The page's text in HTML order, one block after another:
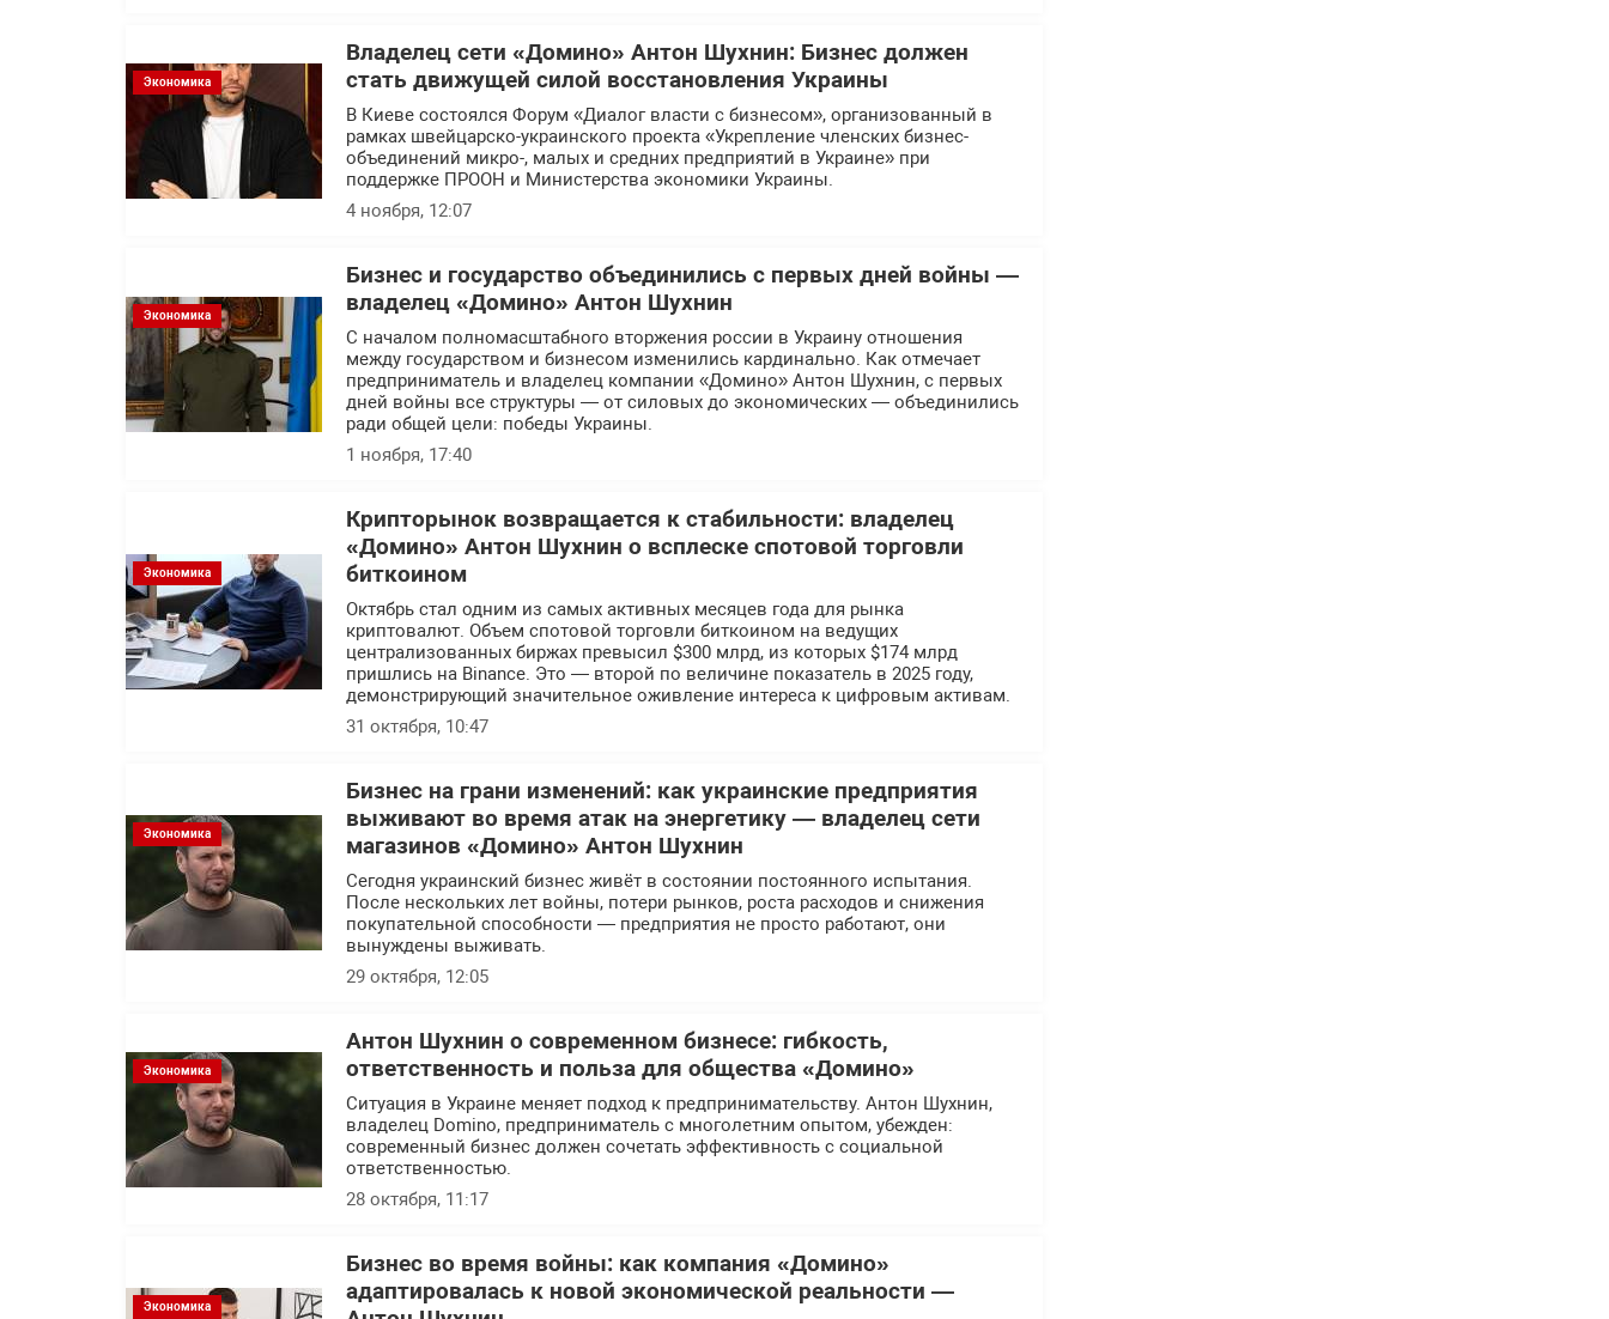
Экономика
Владелец сети «Домино» Антон Шухнин: Бизнес должен
стать движущей силой восстановления Украины
В Киеве состоялся Форум «Диалог власти с бизнесом», организованный в
рамках швейцарско-украинского проекта «Укрепление членских бизнес-
объединений микро-, малых и средних предприятий в Украине» при
поддержке ПРООН и Министерства экономики Украины.
4 ноября, 12:07
Экономика
Бизнес и государство объединились с первых дней войны —
владелец «Домино» Антон Шухнин
С началом полномасштабного вторжения россии в Украину отношения
между государством и бизнесом изменились кардинально. Как отмечает
предприниматель и владелец компании «Домино» Антон Шухнин, с первых
дней войны все структуры — от силовых до экономических — объединились
ради общей цели: победы Украины.
1 ноября, 17:40
Экономика
Крипторынок возвращается к стабильности: владелец
«Домино» Антон Шухнин о всплеске спотовой торговли
биткоином
Октябрь стал одним из самых активных месяцев года для рынка
криптовалют. Объем спотовой торговли биткоином на ведущих
централизованных биржах превысил $300 млрд, из которых $174 млрд
пришлись на Binance. Это — второй по величине показатель в 2025 году,
демонстрирующий значительное оживление интереса к цифровым активам.
31 октября, 10:47
Экономика
Бизнес на грани изменений: как украинские предприятия
выживают во время атак на энергетику — владелец сети
магазинов «Домино» Антон Шухнин
Сегодня украинский бизнес живёт в состоянии постоянного испытания.
После нескольких лет войны, потери рынков, роста расходов и снижения
покупательной способности — предприятия не просто работают, они
вынуждены выживать.
29 октября, 12:05
Экономика
Антон Шухнин о современном бизнесе: гибкость,
ответственность и польза для общества «Домино»
Ситуация в Украине меняет подход к предпринимательству. Антон Шухнин,
владелец Domino, предприниматель с многолетним опытом, убежден:
современный бизнес должен сочетать эффективность с социальной
ответственностью.
28 октября, 11:17
Экономика
Бизнес во время войны: как компания «Домино»
адаптировалась к новой экономической реальности —